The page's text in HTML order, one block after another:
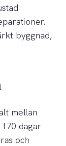
byggnad,
mellan
dagar
och